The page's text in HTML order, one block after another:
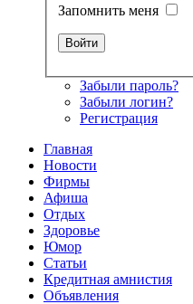
Запомнить меня
Забыли пароль?
Забыли логин?
Регистрация
Главная
Новости
Фирмы
Афиша
Отдых
Здоровье
Юмор
Статьи
Кредитная амнистия
Объявления